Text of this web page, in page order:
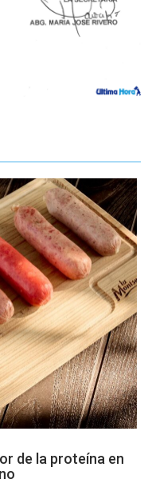
de la proteína en